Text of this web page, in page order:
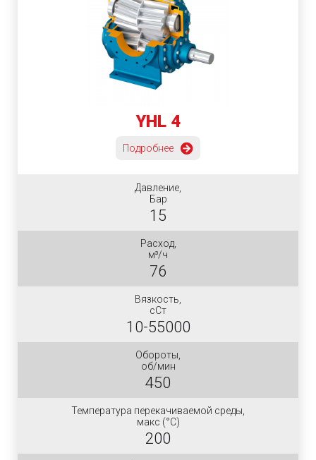
YHL 4
Подробнее
Давление,
Бар
15
Расход,
м³/ч
76
Вязкость,
сСт
10-55000
Обороты,
об/мин
450
Температура перекачиваемой среды,
макс (°C)
200